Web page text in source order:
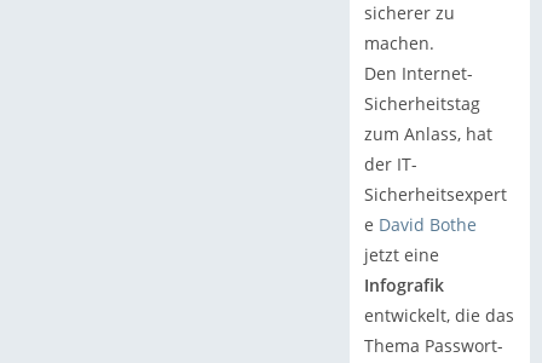
sicherer zu
machen.
Den Internet-
Sicherheitstag
zum Anlass, hat
der IT-
Sicherheitsexpert
e David Bothe
jetzt eine
Infografik
entwickelt, die das
Thema Passwort-